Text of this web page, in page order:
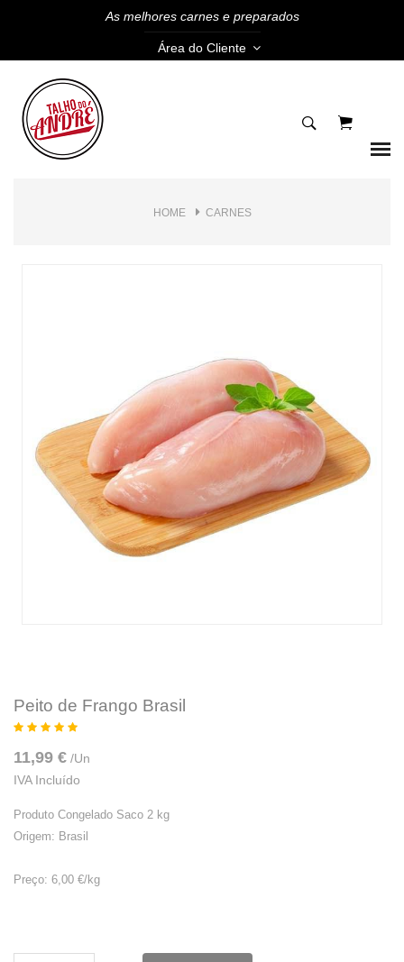
As melhores carnes e preparados
Área do Cliente
HOME CARNES
Peito de Frango Brasil
11,99 € /Un
IVA Incluído
Produto Congelado Saco 2 kg
Origem: Brasil
Preço: 6,00 €/kg